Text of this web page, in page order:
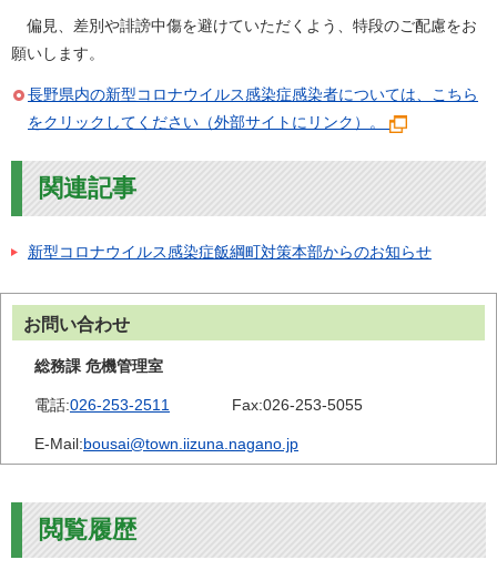
偏見、差別や誹謗中傷を避けていただくよう、特段のご配慮をお
願いします。
長野県内の新型コロナウイルス感染症感染者については、こちら
をクリックしてください（外部サイトにリンク）。
関連記事
新型コロナウイルス感染症飯綱町対策本部からのお知らせ
お問い合わせ
総務課 危機管理室
電話:026-253-2511 Fax:026-253-5055
E-Mail:bousai@town.iizuna.nagano.jp
閲覧履歴